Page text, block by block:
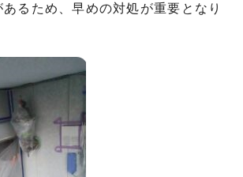
あるため、早めの対処が重要となり